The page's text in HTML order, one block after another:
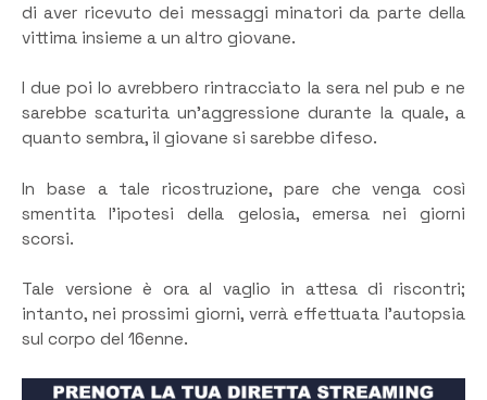
di aver ricevuto dei messaggi minatori da parte della
vittima insieme a un altro giovane.
I due poi lo avrebbero rintracciato la sera nel pub e ne
sarebbe scaturita un’aggressione durante la quale, a
quanto sembra, il giovane si sarebbe difeso.
In base a tale ricostruzione, pare che venga così
smentita l’ipotesi della gelosia, emersa nei giorni
scorsi.
Tale versione è ora al vaglio in attesa di riscontri;
intanto, nei prossimi giorni, verrà effettuata l’autopsia
sul corpo del 16enne.